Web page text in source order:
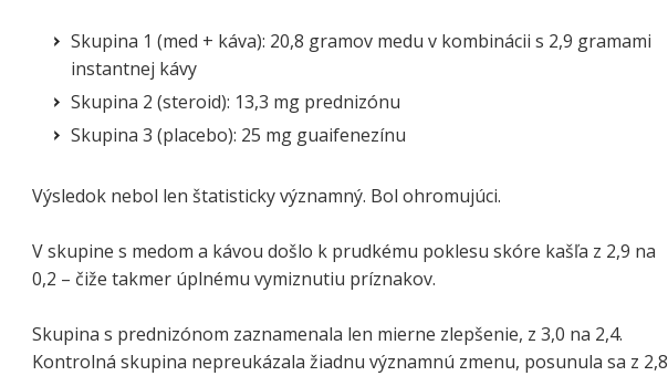
Skupina 1 (med + káva): 20,8 gramov medu v kombinácii s 2,9 gramami
instantnej kávy
Skupina 2 (steroid): 13,3 mg prednizónu
Skupina 3 (placebo): 25 mg guaifenezínu
Výsledok nebol len štatisticky významný. Bol ohromujúci.
V skupine s medom a kávou došlo k prudkému poklesu skóre kašľa z 2,9 na
0,2 – čiže takmer úplnému vymiznutiu príznakov.
Skupina s prednizónom zaznamenala len mierne zlepšenie, z 3,0 na 2,4.
Kontrolná skupina nepreukázala žiadnu významnú zmenu, posunula sa z 2,8